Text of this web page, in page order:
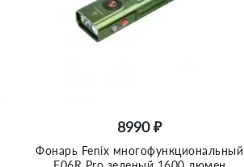
8990 ₽
Фонарь Fenix многофункциональный